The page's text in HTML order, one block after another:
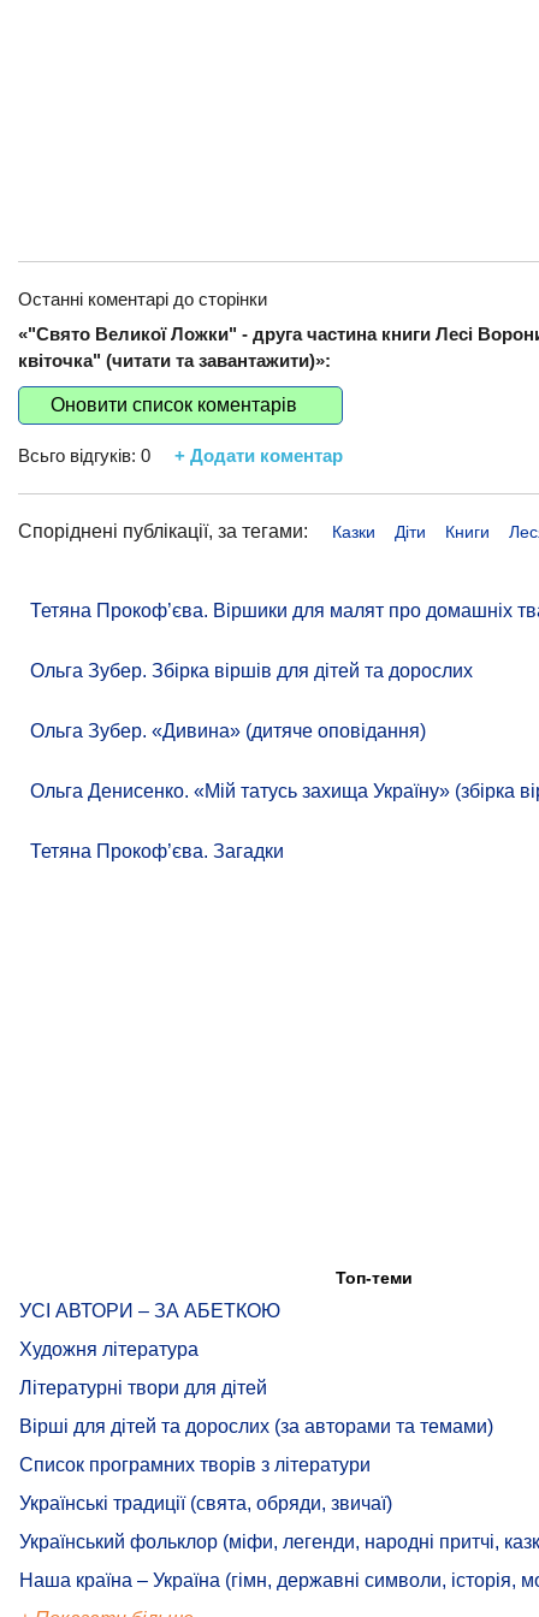
Останні коментарі до сторінки
«"Свято Великої Ложки" - друга частина книги Лесі
квіточка" (читати та завантажити)»:
Оновити список коментарів
Всьго відгуків: 0 + Додати коментар
Споріднені публікації, за тегами: Казки Діти Книги
Тетяна Прокоф’єва. Віршики для малят про домашніх
Ольга Зубер. Збірка віршів для дітей та дорослих
Ольга Зубер. «Дивина» (дитяче оповідання)
Ольга Денисенко. «Мій татусь захища Україну» (збірка
Тетяна Прокоф’єва. Загадки
Топ-теми
УСІ АВТОРИ – ЗА АБЕТКОЮ
Художня література
Літературні твори для дітей
Вірші для дітей та дорослих (за авторами та темами)
Список програмних творів з літератури
Українські традиції (свята, обряди, звичаї)
Український фольклор (міфи, легенди, народні притчі,
Наша країна – Україна (гімн, державні символи, історія,